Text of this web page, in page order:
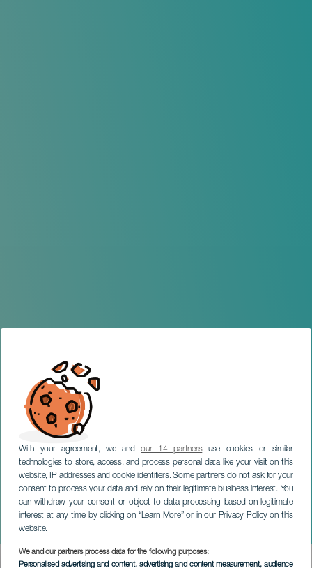
With your agreement, we andour 14 partnersuse cookies or similar
technologies to store, access, and process personal data like your visit on this
website, IP addresses and cookie identifiers. Some partners do not ask for your
consent to process your data and rely on their legitimate business interest. You
can withdraw your consent or object to data processing based on legitimate
interest at any time by clicking on “Learn More” or in our Privacy Policy on this
website.
We and our partners process data for the following purposes:
Personalised advertising and content, advertising and content measurement, audience
Eva Soriano: Disfrutona
TENERIFE
Imagen